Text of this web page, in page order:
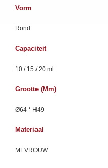
Vorm
Rond
Capaciteit
10 / 15 / 20 ml
Grootte (mm)
Ø64 * H49
Materiaal
MEVROUW